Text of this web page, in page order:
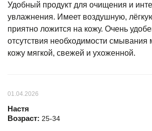
Удобный продукт для очищения и
увлажнения. Имеет воздушную, лёгкую
приятно ложится на кожу. Очень
отсутствия необходимости смывания
кожу мягкой, свежей и ухоженной.
01.04.2026
Настя
Возраст: 25-34